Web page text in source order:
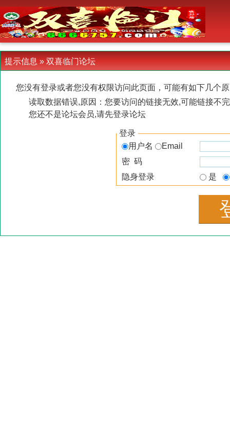
提示信息 » 双喜临门论坛
您没有登录或者您没有权限访问此页面，可能有如下几个
读取数据错误,原因：您要访问的链接无效,可能链接不
您还不是论坛会员,请先登录论坛
登录
用户名
Email
密 码
隐身登录
是